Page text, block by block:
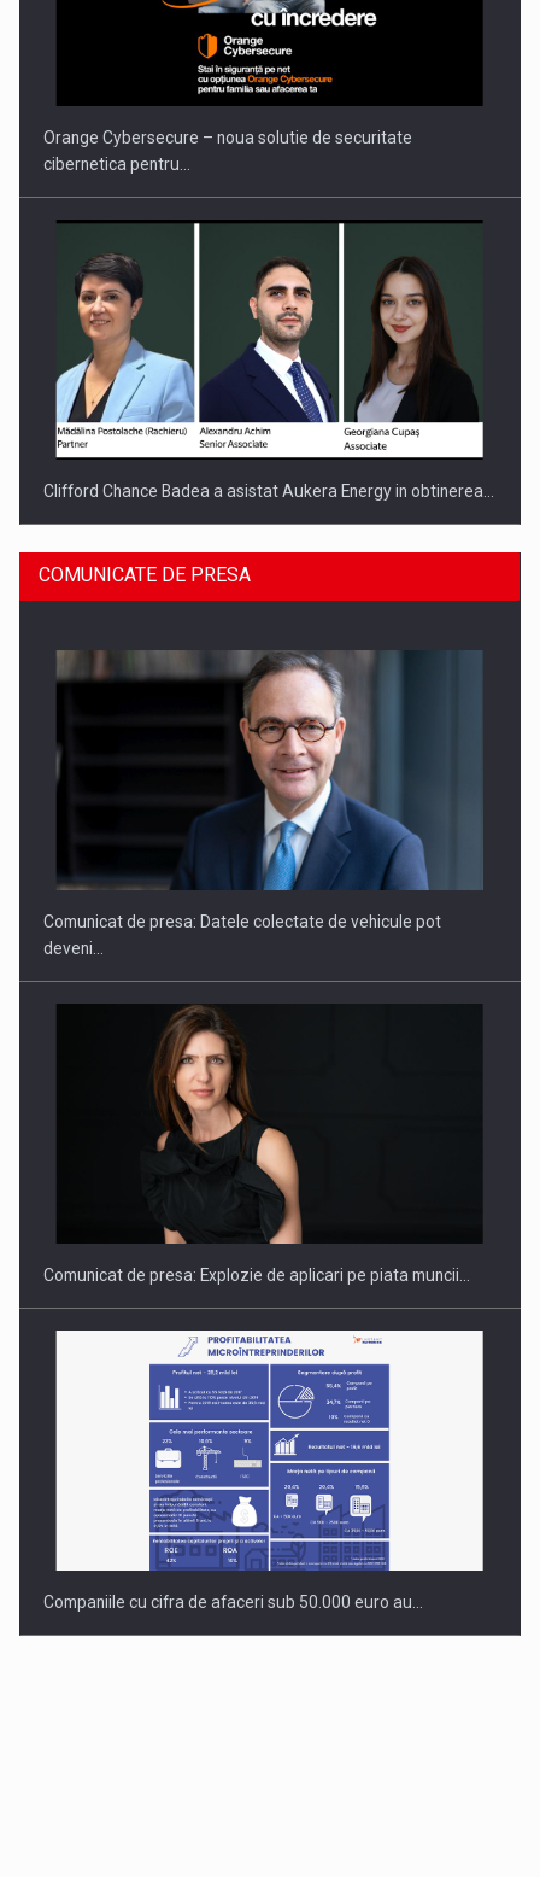
PUTTING ROMANIAN CORPORATE COMPANIES ON THE
INTERNATIONAL BUSINESS SCENE
Orange Cybersecure – noua solutie de securitate
cibernetica pentru…
Clifford Chance Badea a asistat Aukera Energy in obtinerea…
SAPTE PERSONALITATI DIN MEDIUL DE AFACERI, ACADEMIC
Hard Enduro Piatra Craiului 2026, fueled by benzinariile RO…
COMUNICATE DE PRESA
Comunicat de presa: Datele colectate de vehicule pot
deveni…
Comunicat de presa: Explozie de aplicari pe piata muncii…
Companiile cu cifra de afaceri sub 50.000 euro au…